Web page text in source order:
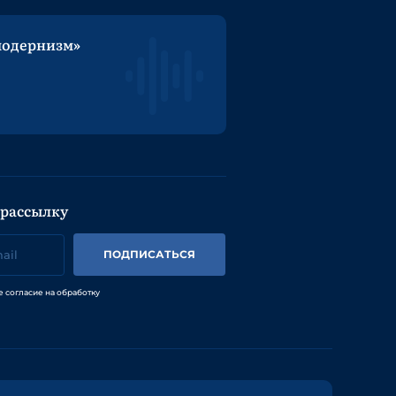
ПОДПИСАТЬСЯ
на обработку